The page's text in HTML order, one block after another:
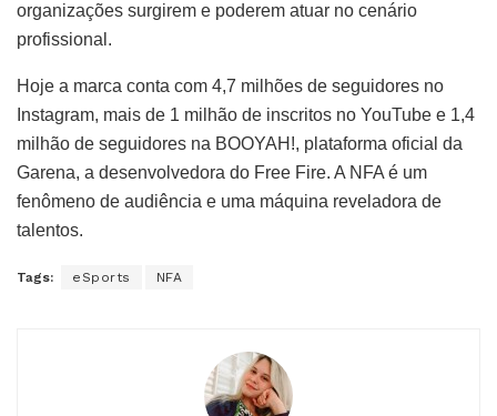
organizações surgirem e poderem atuar no cenário
profissional.
Hoje a marca conta com 4,7 milhões de seguidores no
Instagram, mais de 1 milhão de inscritos no YouTube e 1,4
milhão de seguidores na BOOYAH!, plataforma oficial da
Garena, a desenvolvedora do Free Fire. A NFA é um
fenômeno de audiência e uma máquina reveladora de
talentos.
Tags: eSports NFA